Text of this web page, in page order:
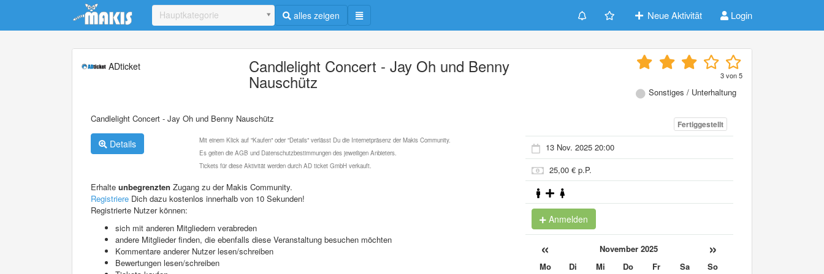
Update cookies preferences
Hauptkategorie alles zeigen Neue Aktivität Login
ADticket Candlelight Concert - Jay Oh und Benny
Nauschütz 3von5
Sonstiges / Unterhaltung
Candlelight Concert - Jay Oh und Benny Nauschütz
Details
Mit einem Klick auf "Kaufen" oder "Details" verlässt Du die Internetpräsenz der Makis Community.
Es gelten die AGB und Datenschutzbestimmungen des jeweiligen Anbieters.
Tickets für diese Aktivität werden durch AD ticket GmbH verkauft.
Erhalte unbegrenzten Zugang zu der Makis Community.
Registriere Dich dazu kostenlos innerhalb von 10 Sekunden!
Registrierte Nutzer können:
sich mit anderen Mitgliedern verabreden
andere Mitglieder finden, die ebenfalls diese Veranstaltung besuchen möchten
Kommentare anderer Nutzer lesen/schreiben
Bewertungen lesen/schreiben
Fertiggestellt
13 Nov. 2025 20:00
25,00 € p.P.
Anmelden
« November 2025 »
Mo Di Mi Do Fr Sa
So